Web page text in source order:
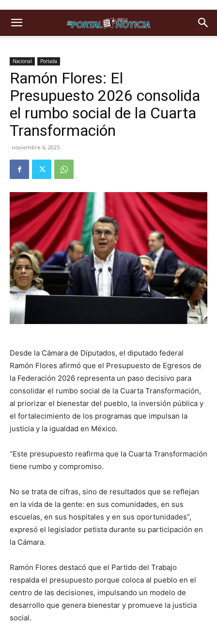
Nacional Portada
Ramón Flores: El
Presupuesto 2026 consolida
el rumbo social de la Cuarta
Transformación
noviembre 6, 2025
Desde la Cámara de Diputados, el diputado federal
Ramón Flores afirmó que el Presupuesto de Egresos de
la Federación 2026 representa un paso decisivo para
consolidar el rumbo social de la Cuarta Transformación,
al priorizar el bienestar del pueblo, la inversión pública y
el fortalecimiento de los programas que impulsan la
justicia y la igualdad en México.
“Este presupuesto reafirma que la Cuarta Transformación
tiene rumbo y compromiso.
No se trata de cifras, sino de resultados que se reflejan
en la vida de la gente: en sus comunidades, en sus
escuelas, en sus hospitales y en sus oportunidades”,
expresó el legislador petista durante su participación en
la Cámara.
Ramón Flores destacó que el Partido del Trabajo
respalda el presupuesto porque coloca al pueblo en el
centro de las decisiones, impulsando un modelo de
desarrollo que genera bienestar y promueve la justicia
social.